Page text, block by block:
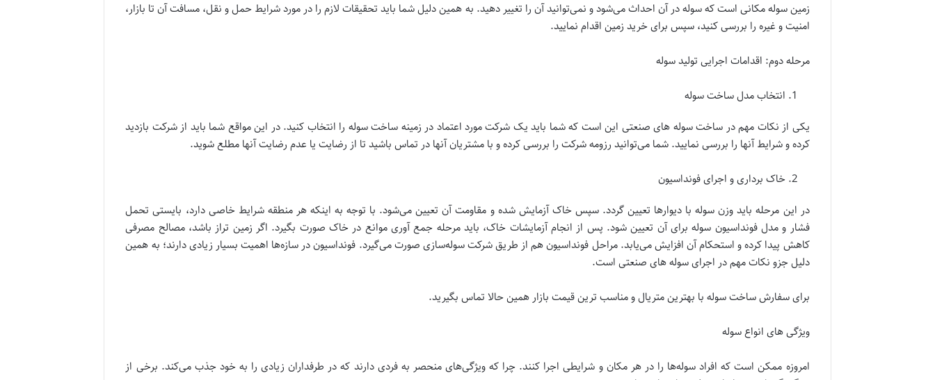
زمین سوله مکانی است که سوله در آن احداث می‌شود و نمی‌توانید آن را تغییر دهید. به همین دلیل شما باید تحقیقات لازم را در مورد شرایط حمل و نقل، مسافت آن تا بازار،
امنیت و غیره را بررسی کنید، سپس برای خرید زمین اقدام نمایید.
مرحله دوم: اقدامات اجرایی تولید سوله
انتخاب مدل ساخت سوله
یکی از نکات مهم در ساخت سوله های صنعتی این است که شما باید یک شرکت مورد اعتماد در زمینه ساخت سوله را انتخاب کنید. در این مواقع شما باید از شرکت بازدید
کرده و شرایط آنها را بررسی نمایید. شما می‌توانید رزومه شرکت را بررسی کرده و با مشتریان آنها در تماس باشید تا از رضایت یا عدم رضایت آنها مطلع شوید.
خاک برداری و اجرای فونداسیون
در این مرحله باید وزن سوله با دیوارها تعیین گردد. سپس خاک آزمایش شده و مقاومت آن تعیین می‌شود. با توجه به اینکه هر منطقه شرایط خاصی دارد، بایستی تحمل
فشار و مدل فونداسیون سوله برای آن تعیین شود. پس از انجام آزمایشات خاک، باید مرحله جمع آوری موانع در خاک صورت بگیرد. اگر زمین تراز باشد، مصالح مصرفی
کاهش پیدا کرده و استحکام آن افزایش می‌یابد. مراحل فونداسیون هم از طریق شرکت سوله‌سازی صورت می‌گیرد. فونداسیون در سا‌زه‌ها اهمیت بسیار زیادی دارند؛ به همین
دلیل جزو نکات مهم در اجرای سوله های صنعتی است.
برای سفارش ساخت سوله با بهترین متریال و مناسب ترین قیمت بازار همین حالا تماس بگیرید.
ویژگی های انواع سوله
امروزه ممکن است که افراد سوله‌ها را در هر مکان و شرایطی اجرا کنند. چرا که ویژگی‌های منحصر به فردی دارند که در طرفداران زیادی را به خود جذب می‌کند. برخی از